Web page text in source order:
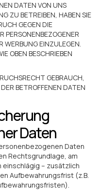
DATEN VON UNS
ZU BETREIBEN, HABEN SIE
GEGEN DIE
PERSONENBEZOGENER
WERBUNG EINZULEGEN.
OBEN BESCHRIEBEN
GEBRAUCH,
BETROFFENEN DATEN
Daten
Daten
Rechtsgrundlage, am
– zusätzlich
Aufbewahrungsfrist (z.B.